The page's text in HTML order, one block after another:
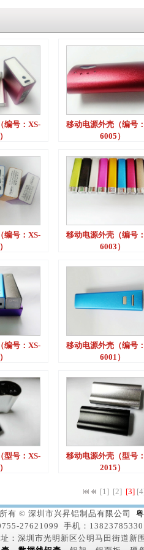
编号：XS-
移动电源外壳（编号
6005）
编号：XS-
移动电源外壳（编号
6003）
编号：XS-
移动电源外壳（编号
6001）
型号：XS-
移动电源外壳（型号
2015）
[1] [2] [3]
有 © 深圳市兴昇铝制品有限公司
27621099 手机：
：深圳市光明新区公明马田街道新